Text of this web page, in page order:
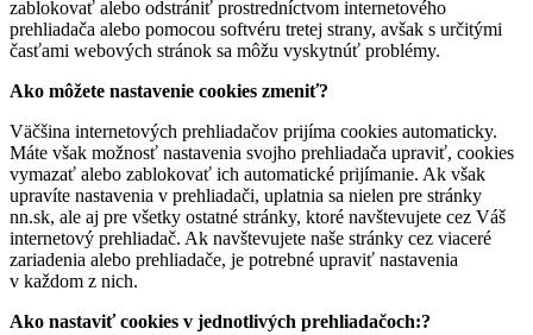
zablokovať alebo odstrániť prostredníctvom internetového
prehliadača alebo pomocou softvéru tretej strany, avšak s určitými
časťami webových stránok sa môžu vyskytnúť problémy.
Ako môžete nastavenie cookies zmeniť?
Väčšina internetových prehliadačov prijíma cookies automaticky.
Máte však možnosť nastavenia svojho prehliadača upraviť, cookies
vymazať alebo zablokovať ich automatické prijímanie. Ak však
upravíte nastavenia v prehliadači, uplatnia sa nielen pre stránky
nn.sk, ale aj pre všetky ostatné stránky, ktoré navštevujete cez Váš
internetový prehliadač. Ak navštevujete naše stránky cez viaceré
zariadenia alebo prehliadače, je potrebné upraviť nastavenia
v každom z nich.
Ako nastaviť cookies v jednotlivých prehliadačoch:?